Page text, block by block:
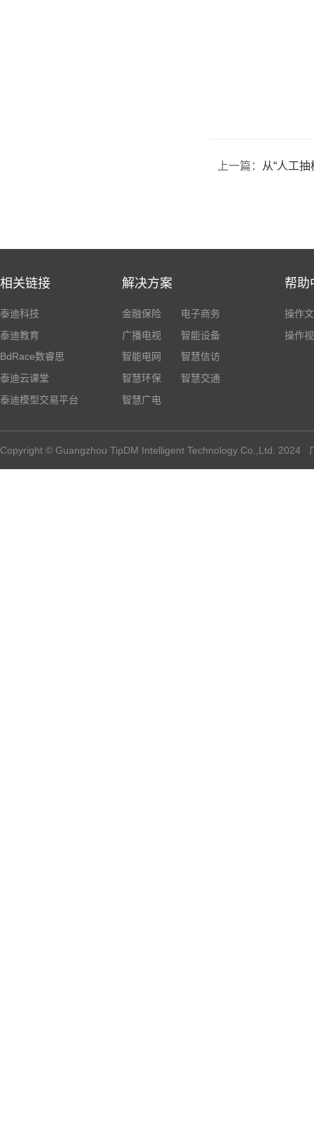
上一篇： 从“人工抽检”到“
相关链接
泰迪科技
泰迪教育
BdRace数睿思
泰迪云课堂
泰迪模型交易平台
解决方案
金融保险
电子商务
广播电视
智能设备
智能电网
智慧信访
智慧环保
智慧交通
智慧广电
帮助
操作
操作
Copyright © Guangzhou TipDM Intelligent Technology Co.,Ltd. 2024